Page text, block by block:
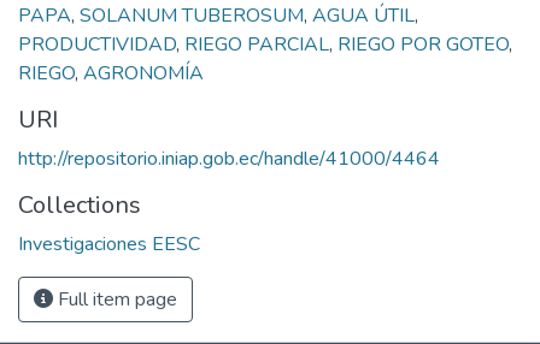
PAPA, SOLANUM TUBEROSUM, AGUA ÚTIL,
PRODUCTIVIDAD, RIEGO PARCIAL, RIEGO POR GOTEO,
RIEGO, AGRONOMÍA
URI
http://repositorio.iniap.gob.ec/handle/41000/4464
Collections
Investigaciones EESC
Full item page